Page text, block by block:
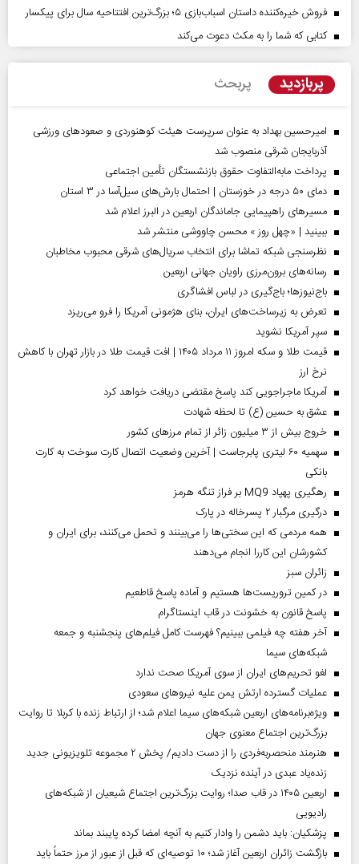
فروش خیره‌کننده داستان اسباب‌بازی ۵؛ بزرگ‌ترین افتتاحیه سال برای پیکسار
کتابی که شما را به مکث دعوت می‌کند
پربازدید پربحث
امیرحسین بهداد به عنوان سرپرست هیئت کوهنوردی و صعودهای ورزشی
آذربایجان شرقی منصوب شد
پرداخت مابه‌التفاوت حقوق بازنشستگان تأمین اجتماعی
دمای ۵۰ درجه در خوزستان | احتمال بارش‌های سیل‌آسا در ۳ استان
مسیر‌های راهپیمایی جاماندگان اربعین در البرز اعلام شد
ببینید | «چهل روز » محسن چاووشی منتشر شد
نظرسنجی شبکه تماشا برای انتخاب سریال‌های شرقی محبوب مخاطبان
رسانه‌های برون‌مرزی راویان جهانی اربعین
باج‌نیوزها؛ باج‌گیری در لباس افشاگری
تعرض به زیرساخت‌های ایران، بنای هژمونی آمریکا را فرو می‌ریزد
سپر آمریکا نشوید
قیمت طلا و سکه امروز ۱۱ مرداد ۱۴۰۵ | افت قیمت طلا در بازار تهران با کاهش
نرخ ارز
آمریکا ماجراجویی کند پاسخ مقتضی دریافت خواهد کرد
عشق به حسین (ع) تا لحظه شهادت
خروج بیش از ۳ میلیون زائر از تمام مرز‌های کشور
سهمیه ۶۰ لیتری پابرجاست | آخرین وضعیت اتصال کارت سوخت به کارت
بانکی
رهگیری پهپاد MQ9 بر فراز تنگه هرمز
درگیری مرگبار ۲ پسرخاله در پارک
همه مردمی که این سختی‌ها را می‌بینند و تحمل می‌کنند، برای ایران و
کشورشان این کاررا انجام می‌دهند
‌زائران سبز
در کمین تروریست‌ها هستیم و آماده پاسخ قاطعیم
پاسخ قانون به خشونت در قاب اینستاگرام
آخر هفته چه فیلمی ببینیم؟ فهرست کامل فیلم‌های پنجشنبه و جمعه
شبکه‌های سیما
لغو تحریم‌های ایران از سوی آمریکا صحت ندارد
عملیات گسترده ارتش یمن علیه نیروهای سعودی
ویژه‌برنامه‌های اربعین شبکه‌های سیما اعلام شد؛ از ارتباط زنده با کربلا تا روایت
بزرگ‌ترین اجتماع معنوی جهان
هنرمند منحصر‌به‌فردی را از دست دادیم/ پخش ۲ مجموعه تلویزیونی جدید
زنده‌یاد عبدی در آینده نزدیک
اربعین ۱۴۰۵ در قاب صدا؛ روایت بزرگ‌ترین اجتماع شیعیان از شبکه‌های
رادیویی
پزشکیان: باید دشمن را وادار کنیم به آنچه امضا کرده پایبند بماند
بازگشت زائران اربعین آغاز شد؛ ۱۰ توصیه‌ای که قبل از عبور از مرز حتماً باید